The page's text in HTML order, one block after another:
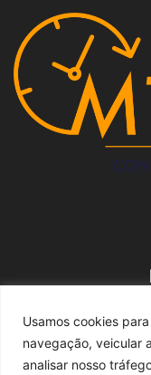
Usamos cookies
navegação, veicular
analisar nosso